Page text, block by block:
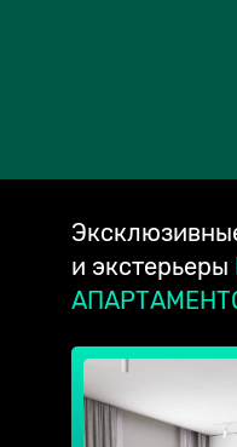
и экстерьеры